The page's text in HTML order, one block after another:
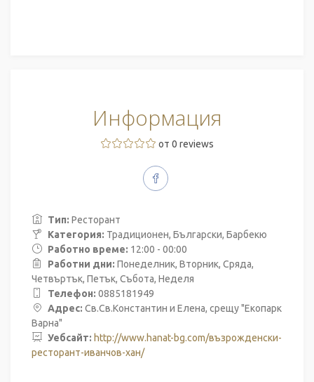
Информация
от 0 reviews
Тип: Ресторант
Категория: Традиционен, Български, Барбекю
Работно време: 12:00 - 00:00
Работни дни: Понеделник, Вторник, Сряда,
Четвъртък, Петък, Събота, Неделя
Телефон: 0885181949
Адрес: Св.Св.Константин и Елена, срещу "Екопарк
Варна"
Уебсайт: http://www.hanat-bg.com/възрожденски-
ресторант-иванчов-хан/